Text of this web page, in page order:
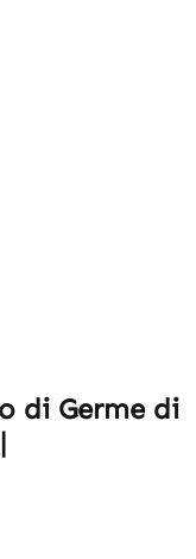
di Germe di